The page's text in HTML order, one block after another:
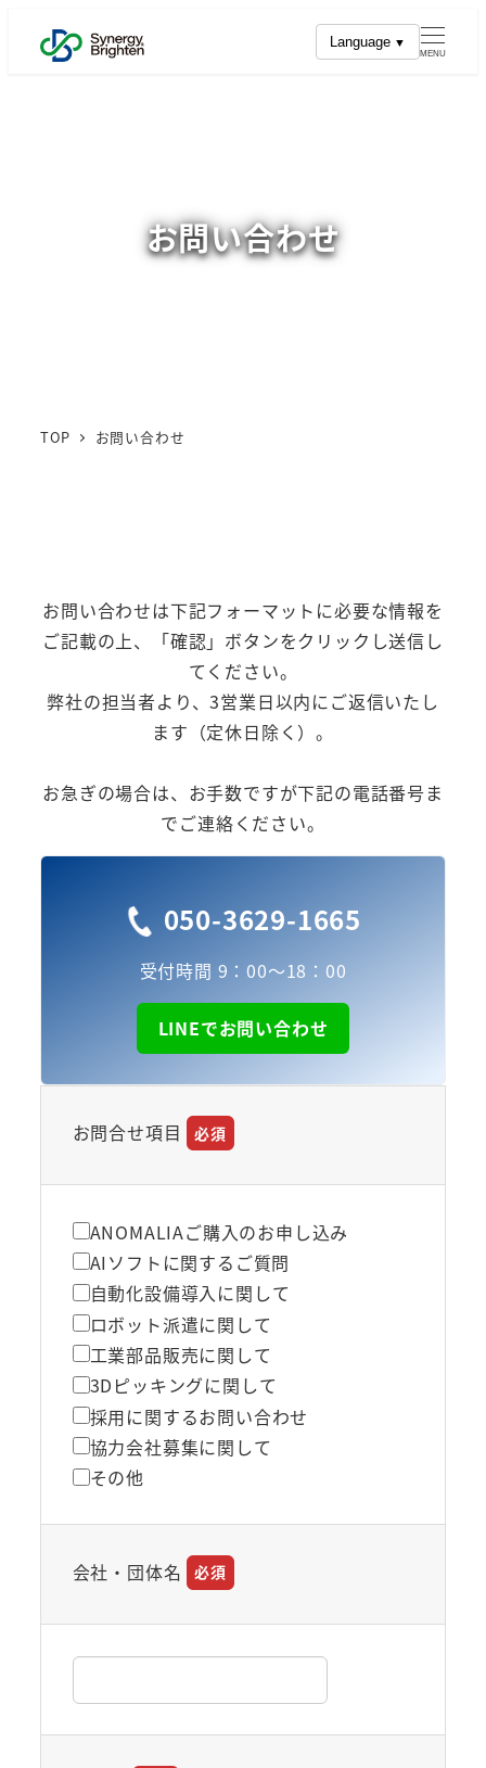
Language
MENU
お問い合わせ
TOP お問い合わせ
お問い合わせは下記フォーマットに必要な情報を
ご記載の上、「確認」ボタンをクリックし送信し
てください。
弊社の担当者より、3営業日以内にご返信いたし
ます（定休日除く）。
お急ぎの場合は、お手数ですが下記の電話番号ま
でご連絡ください。
050-3629-1665
受付時間 9：00～18：00
LINEでお問い合わせ
お問合せ項目 必須
ANOMALIAご購入のお申し込み
AIソフトに関するご質問
自動化設備導入に関して
ロボット派遣に関して
工業部品販売に関して
3Dピッキングに関して
採用に関するお問い合わせ
協力会社募集に関して
その他
会社・団体名 必須